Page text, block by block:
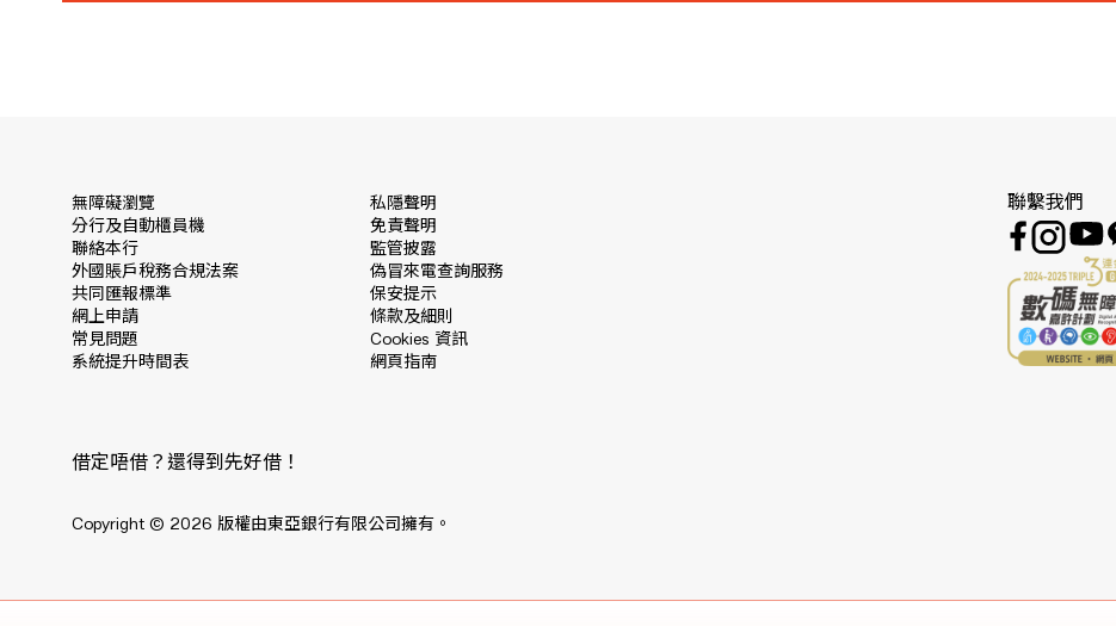
你可於香港內任何東亞銀行或銀通 (JETCO) 成員銀行的自動櫃員機更改密碼 (ATM PIN)
貨幣扣賬卡。
不包括星期六、星期日、公眾假期及 8 號或以上颱風信號或黑色暴雨警告生效的日子
啟動新卡後，持卡人可即時於 BEA Mobile 設定簽賬及提款限額、切換獎賞模式及自動外幣
無障礙瀏覽
分行及自動櫃員機
聯絡本行
外國賬戶稅務合規法案
共同匯報標準
網上申請
常見問題
系統提升時間表
私隱聲明
免責聲明
監管披露
偽冒來電查詢服務
保安提示
條款及細則
Cookies 資訊
網頁指南
聯繫我們
借定唔借？還得到先好借！
Copyright © 2026 版權由東亞銀行有限公司擁有。